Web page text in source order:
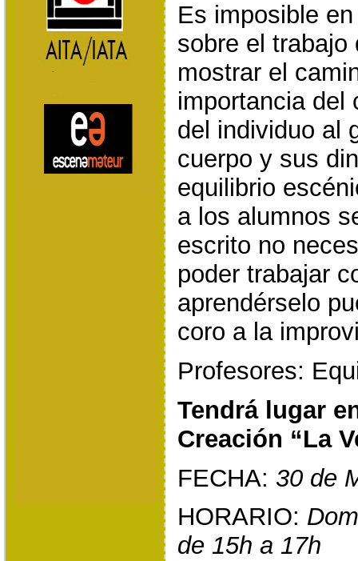
Es imposible
sobre el trabajo
mostrar el
importancia del
del individuo al
cuerpo y sus
equilibrio
a los alumnos
escrito no
poder trabajar
aprendérselo
coro a la
Profesores:
Tendrá lugar
Creación “La
FECHA: 30 de
HORARIO:
de 15h a 17h